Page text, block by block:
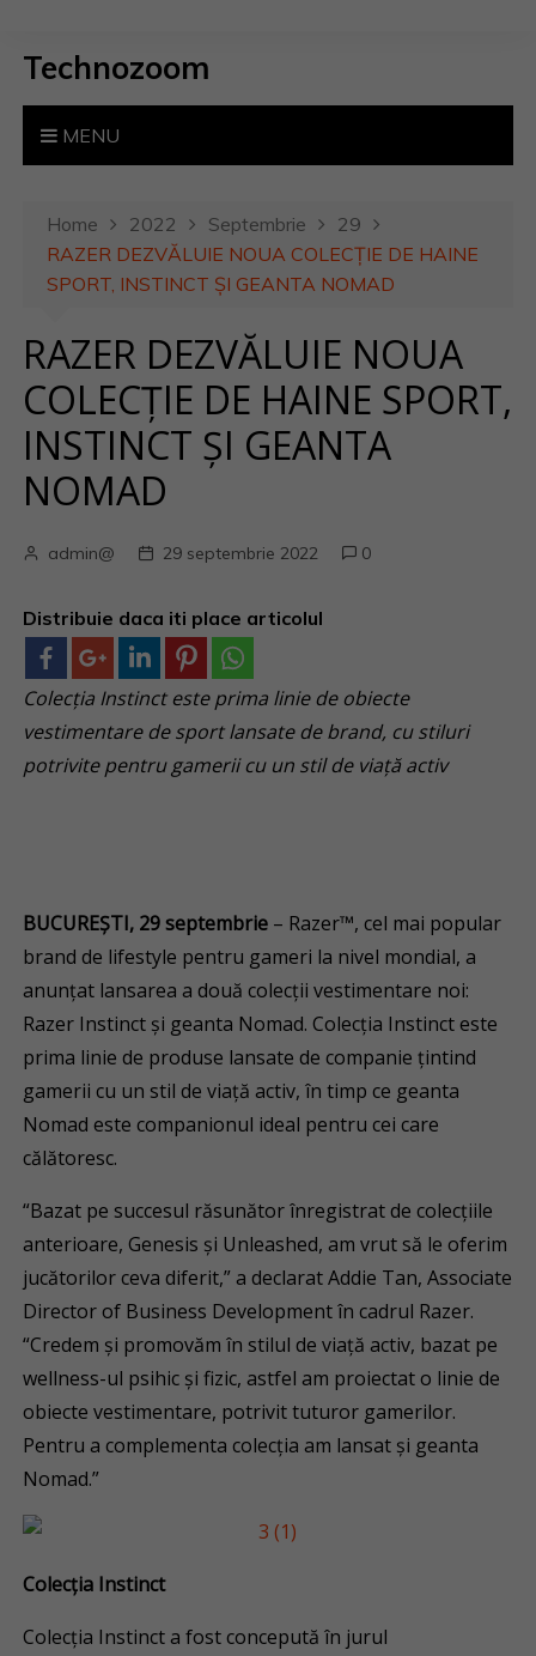
Technozoom
MENU
Home 2022 Septembrie
29
RAZER DEZVĂLUIE NOUA COLECȚIE DE HAINE
SPORT, INSTINCT ȘI GEANTA NOMAD
RAZER DEZVĂLUIE NOUA
COLECȚIE DE HAINE SPORT,
INSTINCT ȘI GEANTA
NOMAD
admin@ 29 septembrie 2022 0
Distribuie daca iti place articolul
Colecția Instinct este prima linie de obiecte
vestimentare de sport lansate de brand, cu stiluri
potrivite pentru gamerii cu un stil de viață activ
BUCUREȘTI, 29 septembrie – Razer™, cel mai popular
brand de lifestyle pentru gameri la nivel mondial, a
anunțat lansarea a două colecții vestimentare noi:
Razer Instinct și geanta Nomad. Colecția Instinct este
prima linie de produse lansate de companie țintind
gamerii cu un stil de viață activ, în timp ce geanta
Nomad este companionul ideal pentru cei care
călătoresc.
“Bazat pe succesul răsunător înregistrat de colecțiile
anterioare, Genesis și Unleashed, am vrut să le oferim
jucătorilor ceva diferit,” a declarat Addie Tan, Associate
Director of Business Development în cadrul Razer.
“Credem și promovăm în stilul de viață activ, bazat pe
wellness-ul psihic și fizic, astfel am proiectat o linie de
obiecte vestimentare, potrivit tuturor gamerilor.
Pentru a complementa colecția am lansat și geanta
Nomad.”
Colecția Instinct
Colecția Instinct a fost concepută în jurul